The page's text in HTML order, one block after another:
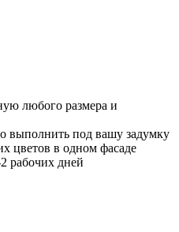
любого размера и
выполнить под вашу задумку
цветов в одном фасаде
рабочих дней